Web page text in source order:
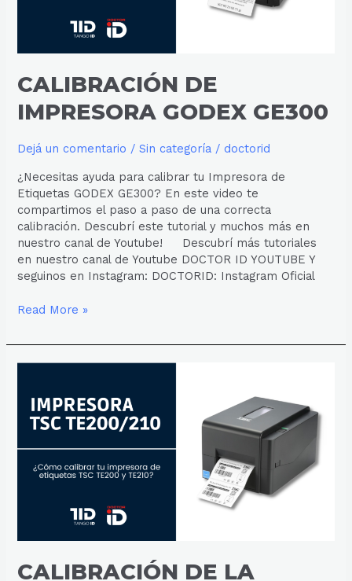
CALIBRACIÓN DE
IMPRESORA GODEX GE300
Dejá un comentario /Sin categoría / doctorid
¿Necesitas ayuda para calibrar tu Impresora de
Etiquetas GODEX GE300? En este video te
compartimos el paso a paso de una correcta
calibración. Descubrí este tutorial y muchos más en
nuestro canal de Youtube! Descubrí más tutoriales
en nuestro canal de Youtube DOCTOR ID YOUTUBE Y
seguinos en Instagram: DOCTORID: Instagram Oficial
Read More »
CALIBRACIÓN DE LA
IMPRESORA
TE200